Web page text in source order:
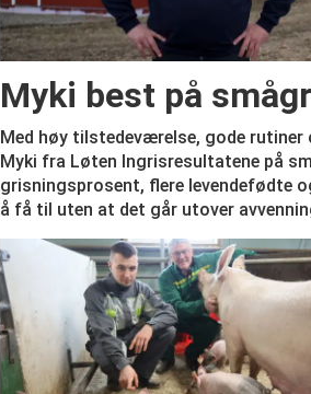
Myki best på
Med høy tilstedeværelse, gode
Myki fra Løten Ingrisresultatene på
grisningsprosent, flere levendefødte
å få til uten at det går utover